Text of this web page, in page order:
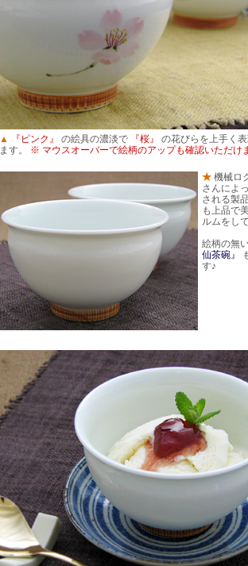
▲ 『ピンク』 の絵具の濃淡で 『桜』
の花びらを上手く
ます。 ※ マウスオーバーで絵柄のアップも確認いただけ
★ 機械ロ
さんによ
される製
も上品で
ルムをし
絵柄の無
仙茶碗』
す♪